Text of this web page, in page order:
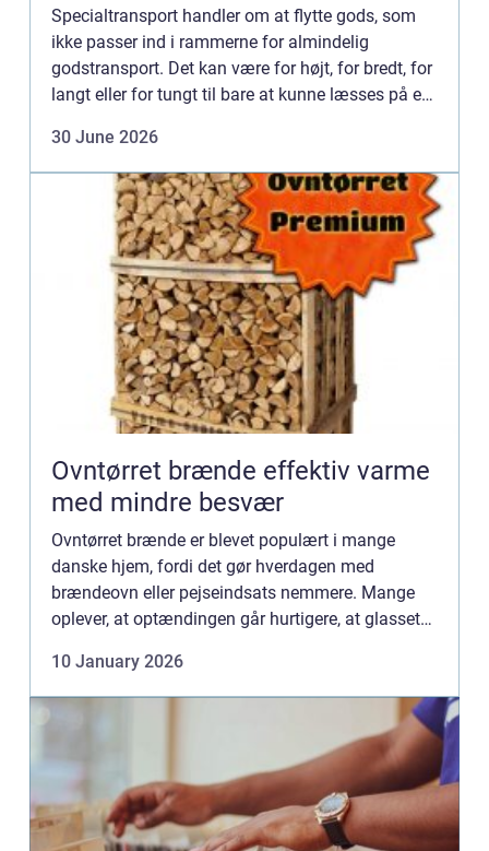
Specialtransport handler om at flytte gods, som
ikke passer ind i rammerne for almindelig
godstransport. Det kan være for højt, for bredt, for
langt eller for tungt til bare at kunne læsses på en
30 June 2026
Ovntørret brænde effektiv varme
med mindre besvær
Ovntørret brænde er blevet populært i mange
danske hjem, fordi det gør hverdagen med
brændeovn eller pejseindsats nemmere. Mange
oplever, at optændingen går hurtigere, at glasset
Samtidig kan ovntørret ...
10 January 2026